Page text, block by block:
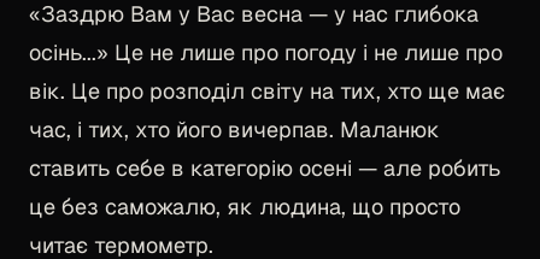
«Заздрю Вам у Вас весна — у нас глибока
осінь...» Це не лише про погоду і не лише про
вік. Це про розподіл світу на тих, хто ще має
час, і тих, хто його вичерпав. Маланюк
ставить себе в категорію осені — але робить
це без саможалю, як людина, що просто
читає термометр.